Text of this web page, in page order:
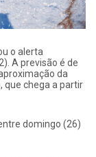
o alerta
A previsão é de
da
que chega a partir
domingo (26)